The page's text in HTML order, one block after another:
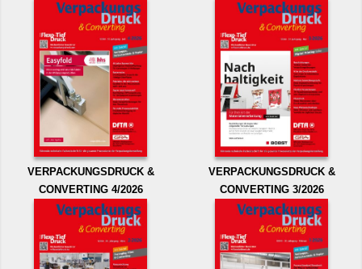
VERPACKUNGSDRUCK &
CONVERTING 4/2026
VERPACKUNGSDRUCK &
CONVERTING 3/2026